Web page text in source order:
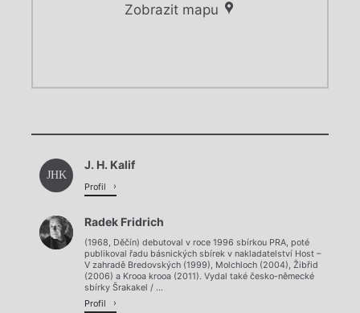
Zobrazit mapu
Chviličku.
JHK
J. H. Kalif
Profil
Radek Fridrich
(1968, Děčín) debutoval v roce 1996 sbírkou PRA, poté
publikoval řadu básnických sbírek v nakladatelství Host –
V zahradě Bredovských (1999), Molchloch (2004), Žibřid
(2006) a Krooa krooa (2011). Vydal také česko-německé
sbírky Šrakakel / ...
Profil